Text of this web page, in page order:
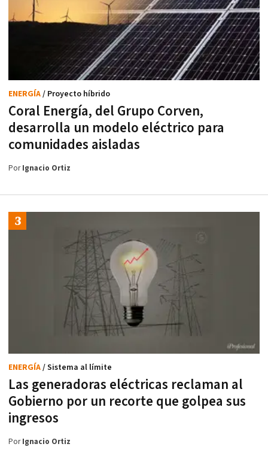
Coral Energía, del Grupo Corven,
desarrolla un modelo eléctrico para
comunidades aisladas
ENERGÍA/ Proyecto híbrido
PorIgnacio Ortiz
Las generadoras eléctricas reclaman al
Gobierno por un recorte que golpea sus
ingresos
ENERGÍA/ Sistema al límite
PorIgnacio Ortiz